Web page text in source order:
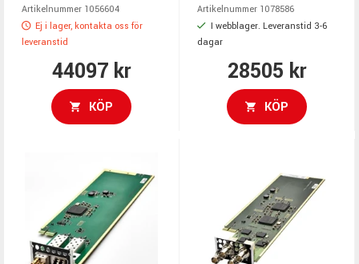
Artikelnummer 1056604
Ej i lager, kontakta oss för
leveranstid
44097 kr
KÖP
Artikelnummer 1078586
I webblager. Leveranstid 3-6
dagar
28505 kr
KÖP